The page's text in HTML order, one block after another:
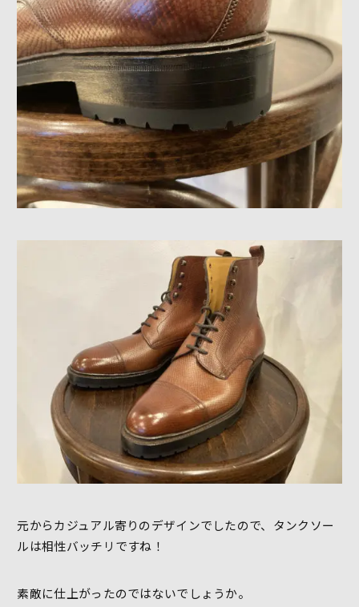
元からカジュアル寄りのデザインでしたので、タンクソー
ルは相性バッチリですね！
素敵に仕上がったのではないでしょうか。